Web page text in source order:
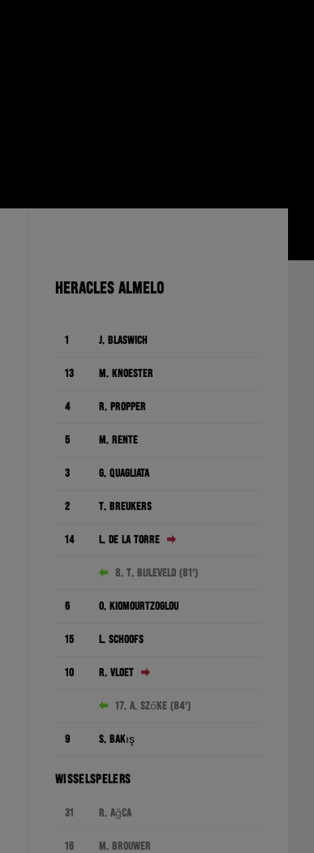
HERACLES ALMELO
1 J. Blaswich
13 M. Knoester
4 R. Pröpper
5 M. Rente
3 G. Quagliata
2 T. Breukers
14 L. de la Torre
8. T. Bijleveld (81')
6 O. Kiomourtzoglou
15 L. Schoofs
10 R. Vloet
17. A. Szőke (84')
9 S. Bakış
WISSELSPELERS
31 R. Ağca
16 M. Brouwer